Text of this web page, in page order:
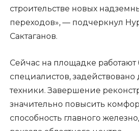
строительстве новых
переходов», — подчеркнул
Сактаганов.
Сейчас на площадке работают
специалистов,
техники. Завершение
значительно повысить
способность главного